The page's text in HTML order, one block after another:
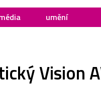
umění
Vision